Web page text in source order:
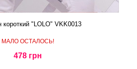
короткий "LOLO" VKK0013
МАЛО ОСТАЛОСЬ!
478 грн